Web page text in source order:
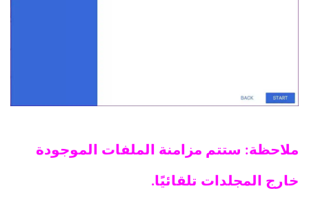
ملاحظة: ستتم مزامنة الملفات الموجودة
خارج المجلدات تلقائيًا.